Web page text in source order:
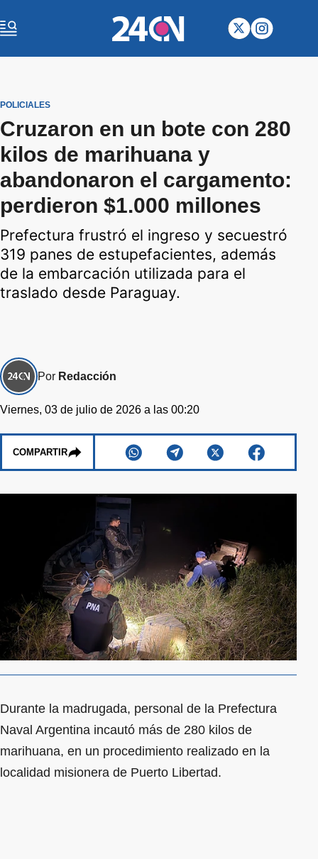
POLICIALES
Cruzaron en un bote con 280
kilos de marihuana y
abandonaron el cargamento:
perdieron $1.000 millones
Prefectura frustró el ingreso y secuestró
319 panes de estupefacientes, además
de la embarcación utilizada para el
traslado desde Paraguay.
Por Redacción
Viernes, 03 de julio de 2026 a las 00:20
COMPARTIR
Durante la madrugada, personal de la Prefectura
Naval Argentina incautó más de 280 kilos de
marihuana, en un procedimiento realizado en la
localidad misionera de Puerto Libertad.